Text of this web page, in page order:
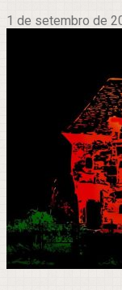
1 de setembro de